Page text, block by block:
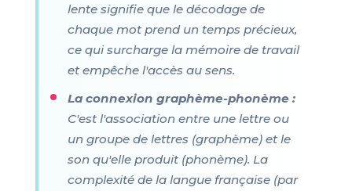
lente signifie que le décodage de
chaque mot prend un temps précieux,
ce qui surcharge la mémoire de travail
et empêche l'accès au sens.
La connexion graphème-phonème :
C'est l'association entre une lettre ou
un groupe de lettres (graphème) et le
son qu'elle produit (phonème). La
complexité de la langue française (par